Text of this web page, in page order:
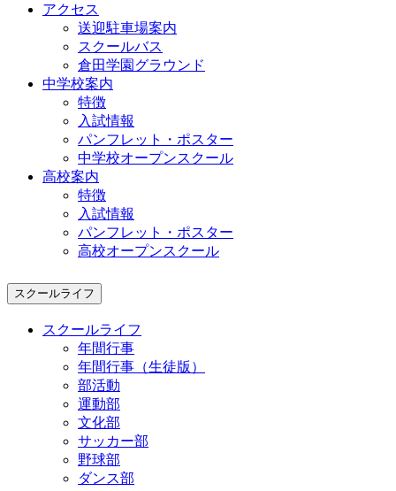
アクセス
送迎駐車場案内
スクールバス
倉田学園グラウンド
中学校案内
特徴
入試情報
パンフレット・ポスター
中学校オープンスクール
高校案内
特徴
入試情報
パンフレット・ポスター
高校オープンスクール
スクールライフ
スクールライフ
年間行事
年間行事（生徒版）
部活動
運動部
文化部
サッカー部
野球部
ダンス部